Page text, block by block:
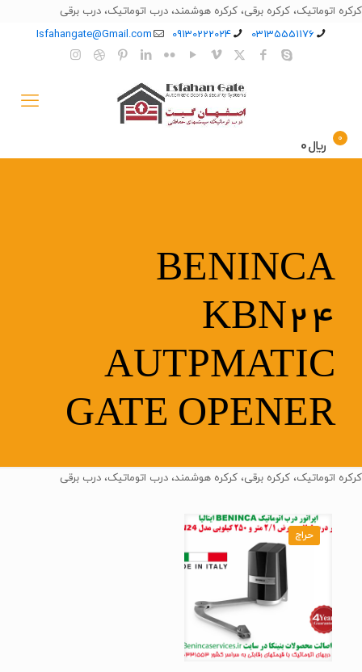
کرکره اتوماتیک، کرکره برقی، کرکره هوشمند، درب اتوماتیک، درب برقی
03135551176
09130222024
Isfahangate@Gmail.com
0 ﷼0
BENINCA
KBN24
AUTPMATIC
GATE OPENER
کرکره اتوماتیک، کرکره برقی، کرکره هوشمند، درب اتوماتیک، درب برقی
حراج